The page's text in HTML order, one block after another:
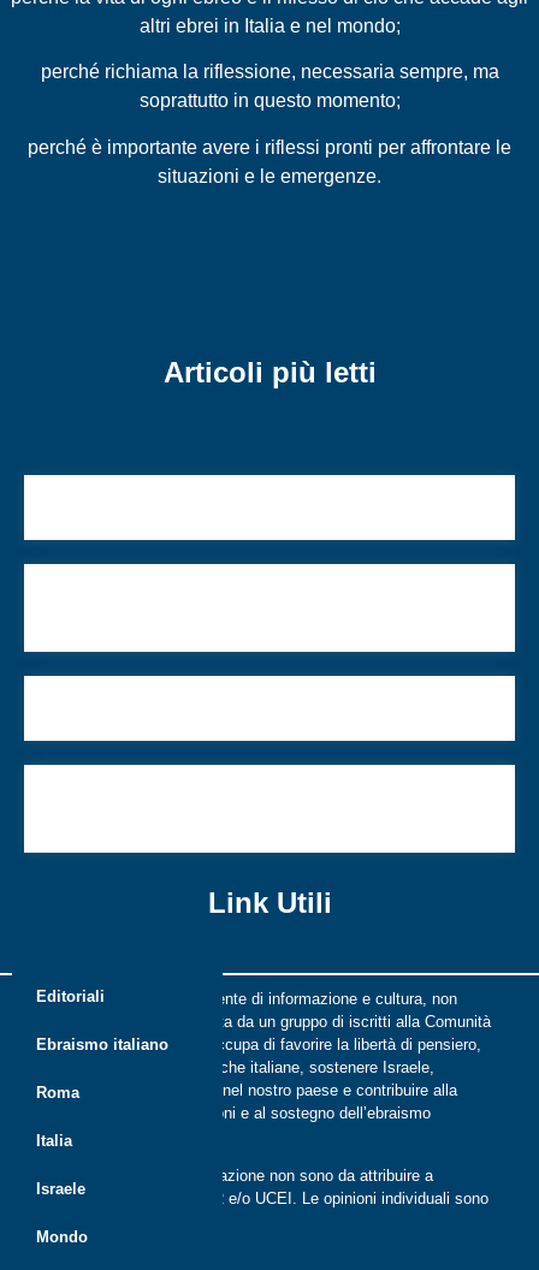
altri ebrei in Italia e nel mondo;
perché richiama la riflessione, necessaria sempre, ma
soprattutto in questo momento;
perché è importante avere i riflessi pronti per affrontare le
situazioni e le emergenze.
Articoli più letti
Link Utili
Editoriali
Ebraismo italiano
Roma
Italia
Israele
Mondo
Riflessi è una rivista indipendente di informazione e cultura, non
periodica, digitale e on line nata da un gruppo di iscritti alla Comunità
ebraica di Roma. Riflessi si occupa di favorire la libertà di pensiero,
il dialogo tra le comunità ebraiche italiane, sostenere Israele,
promuovere la cultura ebraica nel nostro paese e contribuire alla
crescita delle nuove generazioni e al sostegno dell’ebraismo
italiano.
Le opinioni espresse dalla redazione non sono da attribuire a
nessuna lista presente in CER e/o UCEI. Le opinioni individuali sono